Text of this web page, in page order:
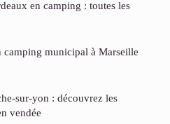
en camping : toutes les
camping municipal à Marseille
sur-yon : découvrez les
vendée